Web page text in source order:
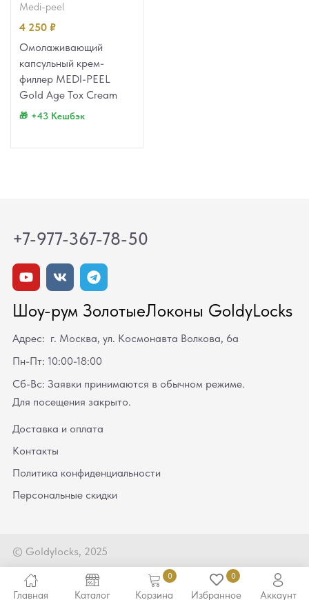
Главная Каталог
0
Корзина
0
Избранное Аккаунт
medi-peel
4 250 ₽
Омолаживающий
капсульный крем-
филлер MEDI-PEEL
Gold Age Tox Cream
+43 Кешбэк
+7-977-367-78-50
Шоу-рум ЗолотыеЛоконы GoldyLocks
Адрес: г. Москва, ул. Космонавта Волкова, 6а
Пн-Пт: 10:00-18:00
Сб-Вс: Заявки принимаются в обычном режиме.
Для посещения закрыто.
Доставка и оплата
Контакты
Политика конфиденциальности
Персональные скидки
© Goldylocks, 2025